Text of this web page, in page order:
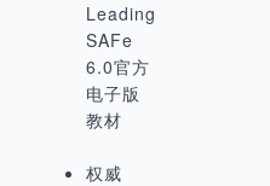
Leading
SAFe
6.0官方
电子版
教材
权威